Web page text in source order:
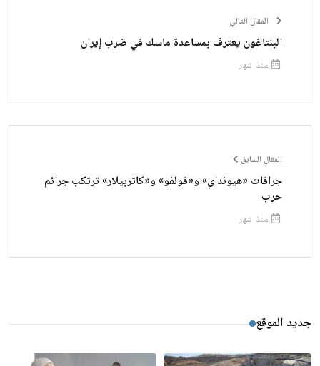
المقال التالي
البنتاغون يعترف بمساعدة ماسك في ضرب إيران
منذ شهر
المقال السابق
جرافات «هيونداي» و«فولفو» و«كاتربيلار» ترتكب جرائم
حرب
منذ شهر
جديد الموقع